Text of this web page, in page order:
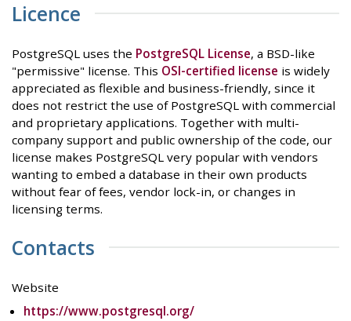
Licence
PostgreSQL uses the PostgreSQL License, a BSD-like
"permissive" license. This OSI-certified license is widely
appreciated as flexible and business-friendly, since it
does not restrict the use of PostgreSQL with commercial
and proprietary applications. Together with multi-
company support and public ownership of the code, our
license makes PostgreSQL very popular with vendors
wanting to embed a database in their own products
without fear of fees, vendor lock-in, or changes in
licensing terms.
Contacts
Website
https://www.postgresql.org/